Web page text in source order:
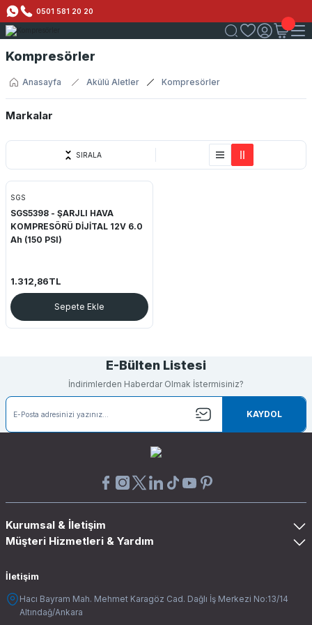
0501 581 20 20
Kompresörler
Anasayfa Akülü Aletler Kompresörler
Markalar
SGS
SIRALA
SGS
SGS5398 - ŞARJLI HAVA
KOMPRESÖRÜ DİJİTAL 12V 6.0
Ah (150 PSI)
1.312,86TL
Sepete Ekle
E-Bülten Listesi
İndirimlerden Haberdar Olmak İstermisiniz?
KAYDOL
Kurumsal & İletişim
Müşteri Hizmetleri & Yardım
İletişim
Hacı Bayram Mah. Mehmet Karagöz Cad. Dağlı İş Merkezi No:13/14
Altındağ/Ankara